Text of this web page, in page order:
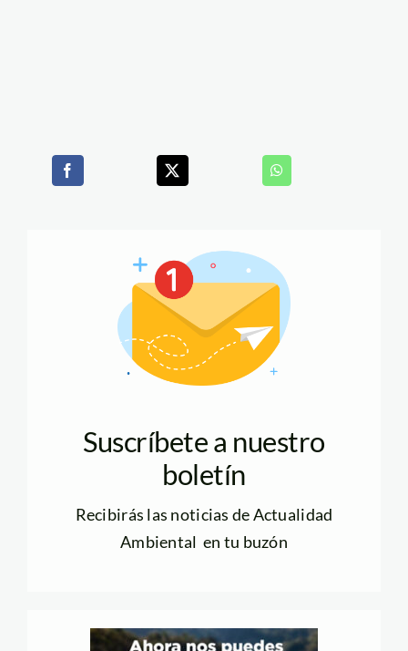
Suscríbete a nuestro
boletín
Recibirás las noticias de Actualidad
Ambiental en tu buzón